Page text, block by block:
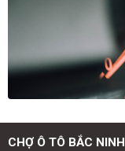
CHỢ Ô TÔ BẮC NINH